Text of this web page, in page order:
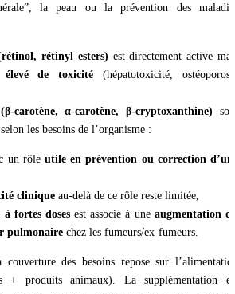
la peau ou la prévention des
rétinyl esters) est directement active
élevé de toxicité (hépatotoxicité,
carotène, α-carotène, β-cryptoxanthine)
les besoins de l’organisme :
un rôle utile en prévention ou correction
clinique au-delà de ce rôle reste limitée,
à fortes dosesest associé à une augmentation
pulmonaire chez les fumeurs/ex-fumeurs.
des besoins repose sur
+ produits animaux). La supplémentation